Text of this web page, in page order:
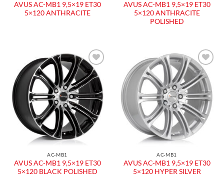
AVUS AC-MB1 9,5×19 ET30
5×120 ANTHRACITE
AVUS AC-MB1 9,5×19 ET30
5×120 ANTHRACITE
POLISHED
Aggiungi
alla lista
dei
desideri
AC-MB1
AVUS AC-MB1 9,5×19 ET30
5×120 BLACK POLISHED
Aggiungi
alla lista
dei
desideri
AC-MB1
AVUS AC-MB1 9,5×19 ET30
5×120 HYPER SILVER